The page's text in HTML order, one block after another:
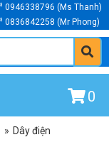
0946338796 (Ms Thanh)
0836842258 (Mr Phong)
0
» Dây điện